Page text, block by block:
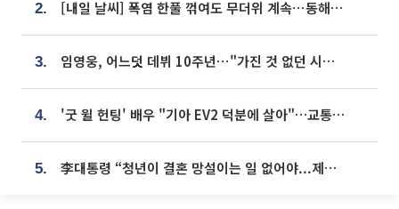
2. [내일 날씨] 폭염 한풀 꺾여도 무더위 계속⋯동해안 이틀 연속 비
3. 임영웅, 어느덧 데뷔 10주년⋯"가진 것 없던 시절, 내 앞엔 20명의 팬뿐"
4. '굿 윌 헌팅' 배우 "기아 EV2 덕분에 살아"…교통사고 후 안전성 극찬
5. 李대통령 “청년이 결혼 망설이는 일 없어야...제도상 불이익 조사”